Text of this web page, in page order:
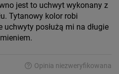
jest to uchwyt wykonany z
Tytanowy kolor robi
posłużą mi na długie
Opinia niezweryfikowana